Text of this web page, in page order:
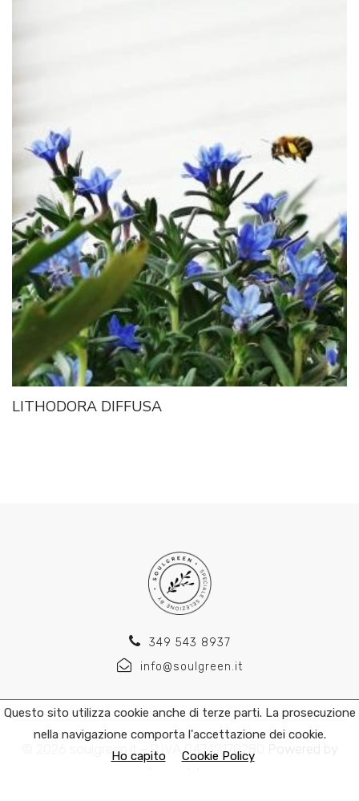
LITHODORA DIFFUSA
349 543 8937
info@soulgreen.it
© 2026 soulgreen.it - P.IVA 04749170280
Questo sito utilizza cookie anche di terze parti. La prosecuzione
nella navigazione comporta l'accettazione dei cookie.
Ho capito
Cookie Policy